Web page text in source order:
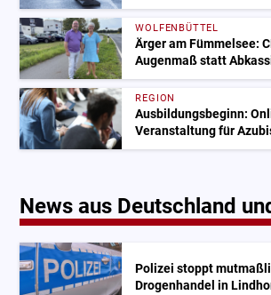
WOLFENBÜTTEL
Ärger am Fümmelsee:
Augenmaß statt
REGION
Ausbildungsbeginn:
Veranstaltung für
News aus Deutschland
Polizei stoppt
Drogenhandel in